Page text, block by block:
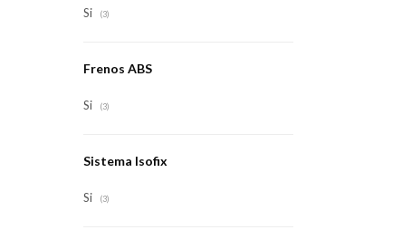
Si (3)
Frenos ABS
Si (3)
Sistema Isofix
Si (3)